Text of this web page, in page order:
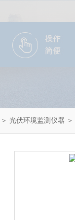
＞ 光伏环境监测仪器